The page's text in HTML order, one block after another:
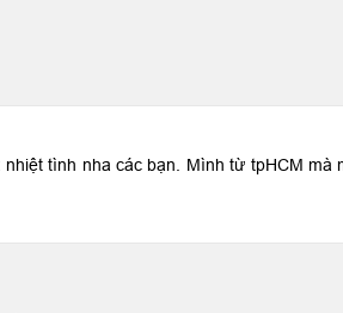
bám vân tay và chống phản xạ, nâng
với con chip Apple M1 được trang
về hiệu năng vượt trội của bộ vi xử lý
tình nha các bạn. Mình từ tpHCM mà